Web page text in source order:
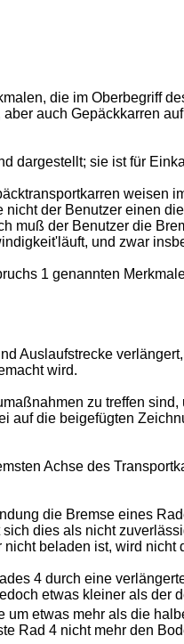
die im Oberbegriff
auch Gepäckkarren
dargestellt; sie ist für
weisen
der Benutzer einen
muß der Benutzer die
und zwar
1 genannten
Auslaufstrecke
wird.
zu treffen
auf die beigefügten
Achse des
die Bremse eines
dies als nicht
beladen ist, wird
4 durch eine
etwas kleiner als der
um etwas mehr als die
Rad 4 nicht mehr den